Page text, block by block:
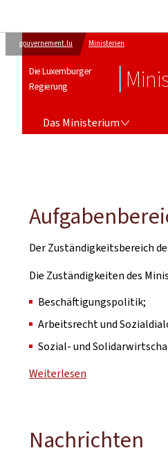
gouvernement.lu Ministerien
Die Luxemburger
Regierung
Das Ministerium
Der Zuständigkeitsbereich
Die Zuständigkeiten des
Beschäftigungspolitik;
Arbeitsrecht und
Sozial- und
Weiterlesen
Nachrichten